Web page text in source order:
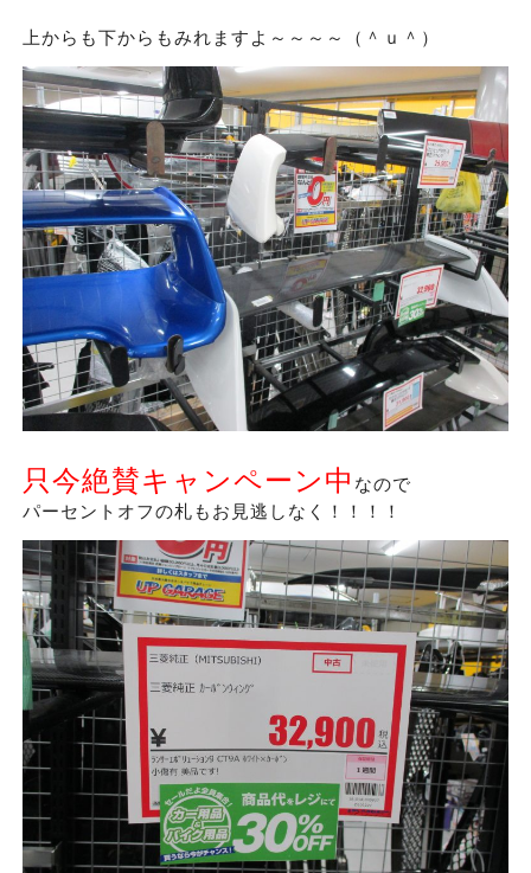
上からも下からもみれますよ～～～～（＾ｕ＾）
只今絶賛キャンペーン中 なので
パーセントオフの札もお見逃しなく！！！！